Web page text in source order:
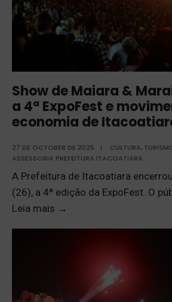
Show de Maiara &
a 4ª ExpoFest e
economia de
27 DE OCTOBER DE 2025 | CULTURA,
ASSESSORIA PREFEITURA ITACOATIARA
A Prefeitura de Itacoatiara
(26), a 4ª edição da ExpoFest. O
Leia mais →